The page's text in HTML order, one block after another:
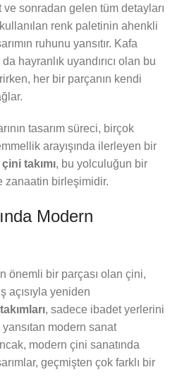
sonradan gelen tüm detayları
kullanılan renk paletinin ahenkli
ruhunu yansıtır. Kafa
da hayranlık uyandırıcı olan bu
her bir parçanın kendi
tasarım süreci, birçok
arayışında ilerleyen bir
takımı, bu yolculuğun bir
zanaatin birleşimidir.
Modern
önemli bir parçası olan çini,
açısıyla yeniden
, sadece ibadet yerlerini
modern sanat
modern çini sanatında
geçmişten çok farklı bir